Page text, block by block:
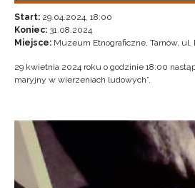
Start: 29.04.2024, 18:00
Koniec: 31.08.2024
Miejsce: Muzeum Etnograficzne, Tarnów, ul.
29 kwietnia 2024 roku o godzinie 18:00
maryjny w wierzeniach ludowych”.